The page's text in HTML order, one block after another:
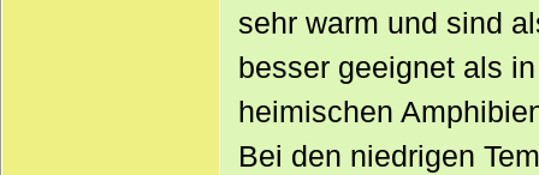
sehr warm und sind
besser geeignet als
heimischen
Bei den niedrigen